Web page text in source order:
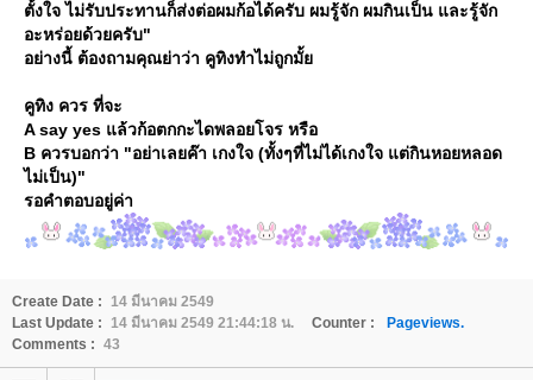
ตั้งใจ ไม่รับประทานก็ส่งต่อผมก้อได้ครับ ผมรู้จัก ผมกินเป็น และรู้จัก
อะหร่อยด้วยครับ"
อย่างนี้ ต้องถามคุณย่าว่า คูทิงทำไม่ถูกมั้
คูทิง ควร ที่จะ
A say yes แล้วก้อตกกะไดพลอยโจร หรือ
B ควรบอกว่า "อย่าเลยค๊า เกงใจ (ทั้งๆที่ไม่ได้เกงใจ แต่กินหอยหลอด
ไม่เป็น)"
รอคำตอบอยู่ค่า
Create Date : 14 มีนาคม 2549
Last Update : 14 มีนาคม 2549 21:44:18 น. Counter :
Pageviews.
Comments : 43